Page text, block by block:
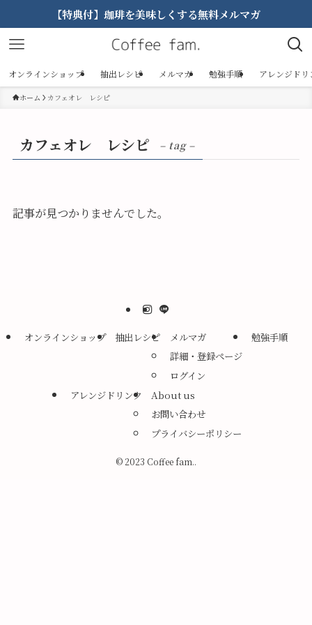
【特典付】珈琲を美味しくする無料メルマガ
オンラインショップ 抽出レシピ メルマガ 勉強手順 アレンジドリ
ホーム カフェオレ レシピ
カフェオレ レシピ – tag –
記事が見つかりませんでした。
オンラインショップ 抽出レシピ
メルマガ
詳細・登録ページ
ログイン
勉強手順
アレンジドリンク
About us
お問い合わせ
プライバシーポリシー
© 2023 Coffee fam..